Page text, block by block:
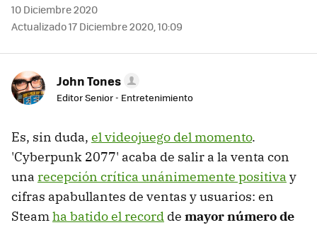
10 Diciembre 2020
Actualizado 17 Diciembre 2020, 10:09
John Tones
Editor Senior - Entretenimiento
Es, sin duda, el videojuego del momento.
'Cyberpunk 2077' acaba de salir a la venta con
una recepción crítica unánimemente positiva y
cifras apabullantes de ventas y usuarios: en
Steamha batido el record de mayor número de